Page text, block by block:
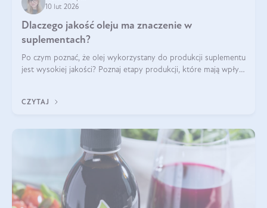
10 lut 2026
Dlaczego jakość oleju ma znaczenie w
suplementach?
Po czym poznać, że olej wykorzystany do produkcji suplementu
jest wysokiej jakości? Poznaj etapy produkcji, które mają wpływ
CZYTAJ